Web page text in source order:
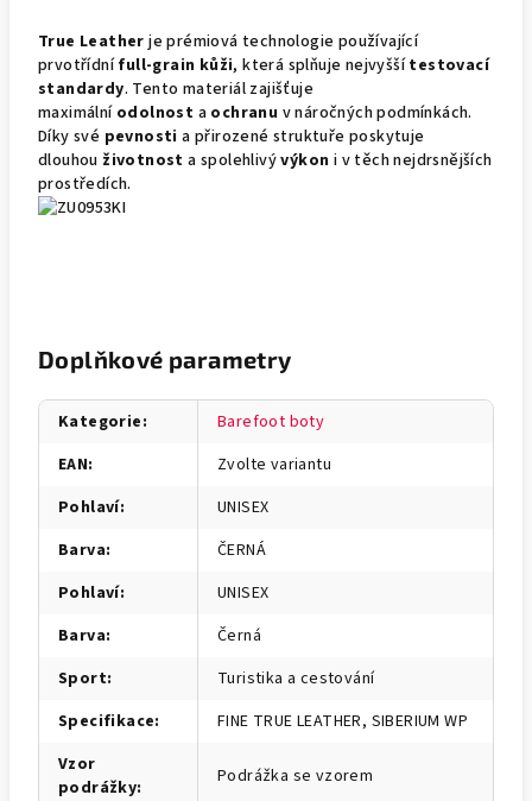
True Leather je prémiová technologie používající
prvotřídnífull-grain kůži, která splňuje nejvyššítestovací
standardy. Tento materiál zajišťuje
maximální odolnost a ochranu v náročných podmínkách.
Díky své pevnosti a přirozené struktuře poskytuje
dlouhou životnost a spolehlivývýkon i v těch nejdrsnějších
prostředích.
Doplňkové parametry
Kategorie:
Barefoot boty
EAN:
Zvolte variantu
Pohlaví:
UNISEX
Barva:
ČERNÁ
Pohlaví:
UNISEX
Barva:
Černá
Sport:
Turistika a cestování
Specifikace:
FINE TRUE LEATHER, SIBERIUM WP
Vzor
podrážky: Podrážka se vzorem